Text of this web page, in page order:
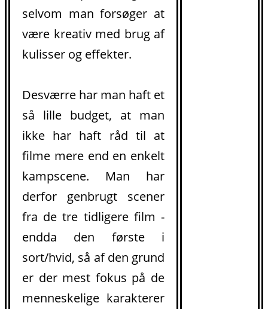
selvom man forsøger at
være kreativ med brug af
kulisser og effekter.
Desværre har man haft et
så lille budget, at man
ikke har haft råd til at
filme mere end en enkelt
kampscene. Man har
derfor genbrugt scener
fra de tre tidligere film -
endda den første i
sort/hvid, så af den grund
er der mest fokus på de
menneskelige karakterer